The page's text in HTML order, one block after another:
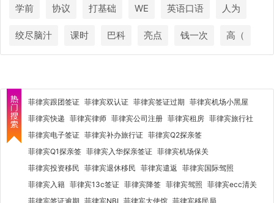
学前 协议 打基础 WE 英语口语 人为
绞尽脑汁 课时 巴科 亮点 钱一次 高（
菲律宾跟团签证 菲律宾双认证 菲律宾签证过期 菲律宾机场小黑屋
菲律宾快递 菲律宾律师 菲律宾公司注册 菲律宾租房 菲律宾旅行社
菲律宾电子签证 菲律宾补办旅行证 菲律宾Q2探亲签
菲律宾Q1探亲签 菲律宾入华探亲签证 菲律宾机场保关
菲律宾投资移民 菲律宾退休移民 菲律宾遣返 菲律宾国际驾照
菲律宾入籍 菲律宾13c签证 菲律宾降签 菲律宾驾照 菲律宾ecc清关
菲律宾签证逾期 菲律宾NBI 菲律宾大使馆 菲律宾移民局